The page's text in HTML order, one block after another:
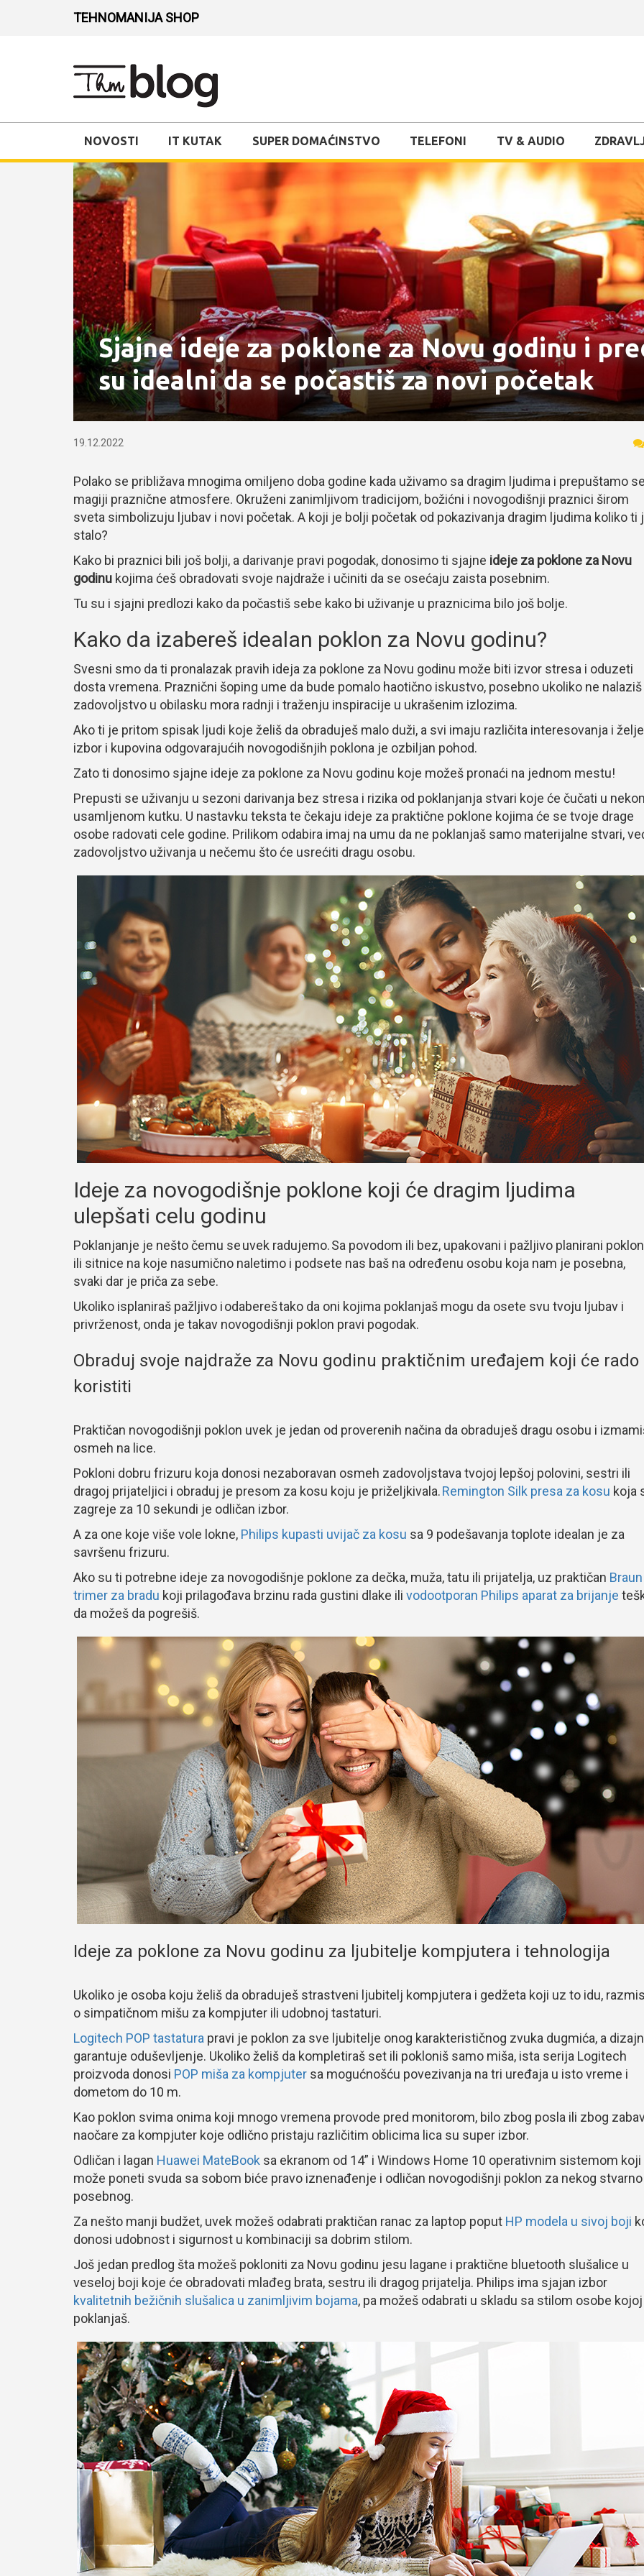
TEHNOMANIJA SHOP
NOVOSTI IT KUTAK SUPER DOMAĆINSTVO TELEFONI TV & AUDIO
Sjajne ideje za poklone za Novu godinu i
su idealni da se počastiš za novi početak
19.12.2022
Polako se približava mnogima omiljeno doba godine kada uživamo sa dragim ljudima i prepuštamo
magiji praznične atmosfere. Okruženi zanimljivom tradicijom, božićni i novogodišnji praznici širom
sveta simbolizuju ljubav i novi početak. A koji je bolji početak od pokazivanja dragim ljudima koliko ti
stalo?
Kako bi praznici bili još bolji, a darivanje pravi pogodak, donosimo ti sjajne ideje za poklone za Novu
godinu kojima ćeš obradovati svoje najdraže i učiniti da se osećaju zaista posebnim.
Tu su i sjajni predlozi kako da počastiš sebe kako bi uživanje u praznicima bilo još bolje.
Kako da izabereš idealan poklon za Novu godinu?
Svesni smo da ti pronalazak pravih ideja za poklone za Novu godinu može biti izvor stresa i oduzeti
dosta vremena. Praznični šoping ume da bude pomalo haotično iskustvo, posebno ukoliko ne nalaziš
zadovoljstvo u obilasku mora radnji i traženju inspiracije u ukrašenim izlozima.
Ako ti je pritom spisak ljudi koje želiš da obraduješ malo duži, a svi imaju različita interesovanja i
izbor i kupovina odgovarajućih novogodišnjih poklona je ozbiljan pohod.
Zato ti donosimo sjajne ideje za poklone za Novu godinu koje možeš pronaći na jednom mestu!
Prepusti se uživanju u sezoni darivanja bez stresa i rizika od poklanjanja stvari koje će čučati u
usamljenom kutku. U nastavku teksta te čekaju ideje za praktične poklone kojima će se tvoje drage
osobe radovati cele godine. Prilikom odabira imaj na umu da ne poklanjaš samo materijalne stvari,
zadovoljstvo uživanja u nečemu što će usrećiti dragu osobu.
Ideje za novogodišnje poklone koji će dragim ljudima
ulepšati celu godinu
Poklanjanje je nešto čemu se uvek radujemo. Sa povodom ili bez, upakovani i pažljivo planirani
ili sitnice na koje nasumično naletimo i podsete nas baš na određenu osobu koja nam je posebna,
svaki dar je priča za sebe.
Ukoliko isplaniraš pažljivo i odabereš tako da oni kojima poklanjaš mogu da osete svu tvoju ljubav i
privrženost, onda je takav novogodišnji poklon pravi pogodak.
Obraduj svoje najdraže za Novu godinu praktičnim uređajem koji će rado
koristiti
Praktičan novogodišnji poklon uvek je jedan od proverenih načina da obraduješ dragu osobu i
osmeh na lice.
Pokloni dobru frizuru koja donosi nezaboravan osmeh zadovoljstava tvojoj lepšoj polovini, sestri ili
dragoj prijateljici i obraduj je presom za kosu koju je priželjkivala.Remington Silk presa za kosu koja
zagreje za 10 sekundi je odličan izbor.
A za one koje više vole lokne, Philips kupasti uvijač za kosu sa 9 podešavanja toplote idealan je za
savršenu frizuru.
Ako su ti potrebne ideje za novogodišnje poklone za dečka, muža, tatu ili prijatelja, uz praktičan Braun
trimer za bradu koji prilagođava brzinu rada gustini dlake ili vodootporan Philips aparat za brijanje
da možeš da pogrešiš.
Ideje za poklone za Novu godinu za ljubitelje kompjutera i tehnologija
Ukoliko je osoba koju želiš da obraduješ strastveni ljubitelj kompjutera i gedžeta koji uz to idu,
o simpatičnom mišu za kompjuter ili udobnoj tastaturi.
Logitech POP tastatura pravi je poklon za sve ljubitelje onog karakterističnog zvuka dugmića, a dizajn
garantuje oduševljenje. Ukoliko želiš da kompletiraš set ili pokloniš samo miša, ista serija Logitech
proizvoda donosi POP miša za kompjuter sa mogućnošću povezivanja na tri uređaja u isto vreme i
dometom do 10 m.
Kao poklon svima onima koji mnogo vremena provode pred monitorom, bilo zbog posla ili zbog
naočare za kompjuter koje odlično pristaju različitim oblicima lica su super izbor.
Odličan i lagan Huawei MateBook sa ekranom od 14” i Windows Home 10 operativnim sistemom koji
može poneti svuda sa sobom biće pravo iznenađenje i odličan novogodišnji poklon za nekog stvarno
posebnog.
Za nešto manji budžet, uvek možeš odabrati praktičan ranac za laptop poput HP modela u sivoj boji
donosi udobnost i sigurnost u kombinaciji sa dobrim stilom.
Još jedan predlog šta možeš pokloniti za Novu godinu jesu lagane i praktične bluetooth slušalice u
veseloj boji koje će obradovati mlađeg brata, sestru ili dragog prijatelja. Philips ima sjajan izbor
kvalitetnih bežičnih slušalica u zanimljivim bojama, pa možeš odabrati u skladu sa stilom osobe kojoj
poklanjaš.